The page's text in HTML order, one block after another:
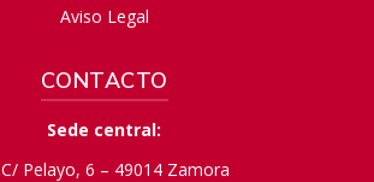
Aviso Legal
CONTACTO
Sede central:
C/ Pelayo, 6 – 49014 Zamora